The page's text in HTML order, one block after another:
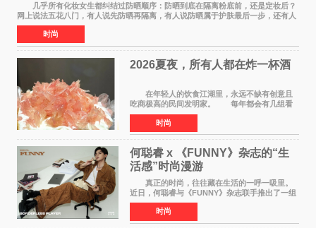
几乎所有化妆女生都纠结过防晒顺序：防晒到底在隔离粉底前，还是定妆后？
网上说法五花八门，有人说先防晒再隔离，有人说防晒属于护肤最后一步，还有人
带妆补涂直接乱叠加。其实防晒没有固定死
时尚
2026夏夜，所有人都在炸一杯酒
在年轻人的饮食江湖里，永远不缺有创意且
吃商极高的民间发明家。 每年都会有几组看
似离谱、尝试后火遍全网的新奇搭配在互联网上
名垂千史。 前些年有人解锁了纯牛奶煮爆辣
火鸡面的隐藏吃
时尚
何聪睿 x 《FUNNY》杂志的“生
活感”时尚漫游
真正的时尚，往往藏在生活的一呼一吸里。
近日，何聪睿与《FUNNY》杂志联手推出了一组
质感大片，不刻意摆弄姿势，而是将镜头对准了
那些看似寻常却充满戏剧张力的生活瞬间，让高
级感在松弛的氛围
时尚